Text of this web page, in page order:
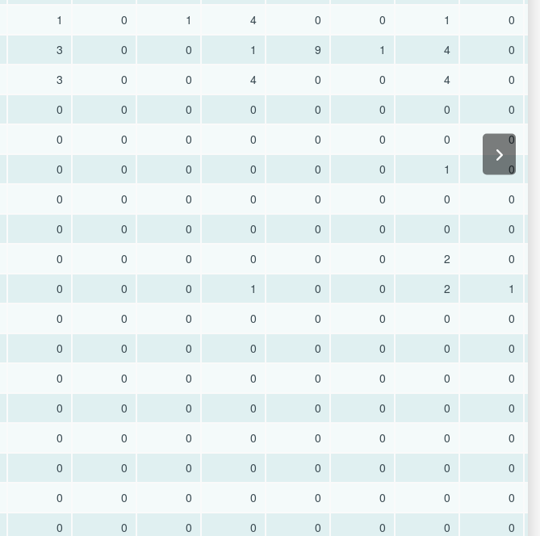
1 0 1 4 0 0 1
0
3 0 0 1 9 1 4
0
3 0 0 4 0 0 4
0
0 0 0 0 0 0 0
0
0 0 0 0 0 0 0
0
0 0 0 0 0 0 1
0
0 0 0 0 0 0 0
0
0 0 0 0 0 0 0
0
0 0 0 0 0 0 2
0
0 0 0 1 0 0 2
1
0 0 0 0 0 0 0
0
0 0 0 0 0 0 0
0
0 0 0 0 0 0 0
0
0 0 0 0 0 0 0
0
0 0 0 0 0 0 0
0
0 0 0 0 0 0 0
0
0 0 0 0 0 0 0
0
0 0 0 0 0 0 0
0